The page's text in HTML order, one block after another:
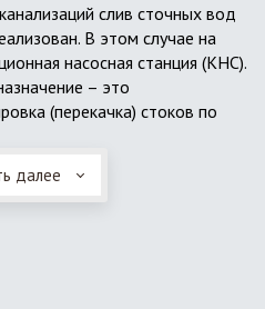
– незабвенная мечта
дома. Чтобы выполнить
и колодцев, вам непременно
специалистов нашей
и качественно
мероприятий,
и проектирование,
слив сточных вод
В этом случае на
насосная станция (КНС).
– это
(перекачка) стоков по
как в подвальном
в условиях
далее